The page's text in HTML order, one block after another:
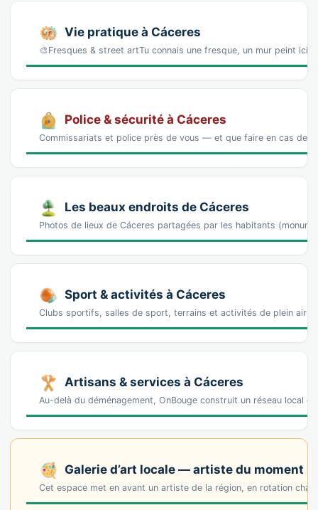
Vie pratique à Cáceres
🎨Fresques & street artTu connais une fresque, un mur peint ici
Police & sécurité à Cáceres
Commissariats et police près de vous — et que faire en cas de
Les beaux endroits de Cáceres
Photos de lieux de Cáceres partagées par les habitants
Sport & activités à Cáceres
Clubs sportifs, salles de sport, terrains et activités de plein air à
Artisans & services à Cáceres
Au-delà du déménagement, OnBouge construit un réseau local
Galerie d’art locale — artiste du moment
Cet espace met en avant un artiste de la région, en rotation